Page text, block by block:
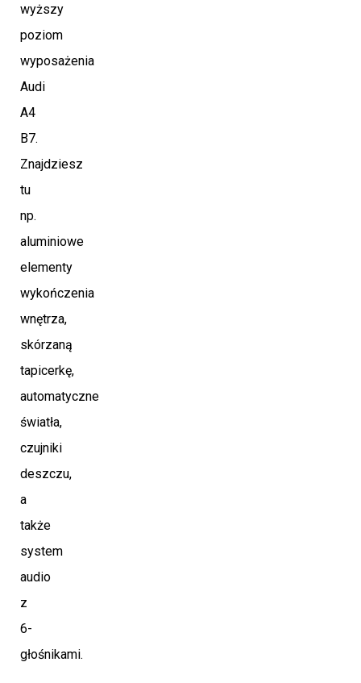
wyższy
poziom
wyposażenia
Audi
A4
B7.
Znajdziesz
tu
np.
aluminiowe
elementy
wykończenia
wnętrza,
skórzaną
tapicerkę,
automatyczne
światła,
czujniki
deszczu,
a
także
system
audio
z
6-
głośnikami.